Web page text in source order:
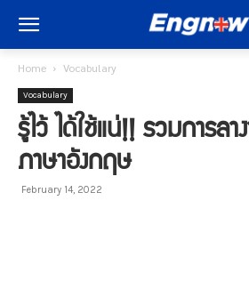
Home Vocabulary
Vocabulary
รู้ไว้ ได้ใช้แน่!! รวมการลา
ภาษาอังกฤษ
February 14, 2022